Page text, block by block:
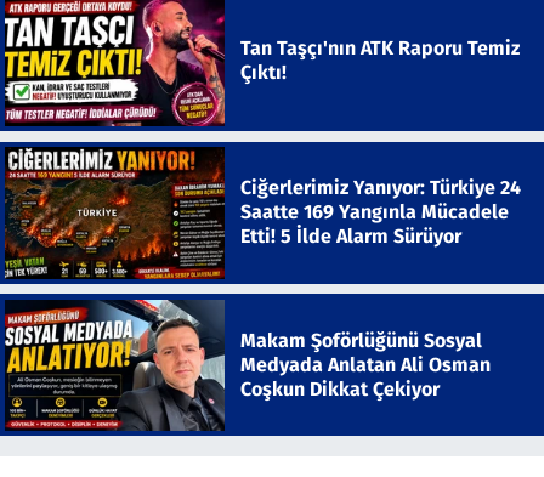
Tan Taşçı'nın ATK Raporu Temiz
Çıktı!
Ciğerlerimiz Yanıyor: Türkiye 24
Saatte 169 Yangınla Mücadele
Etti! 5 İlde Alarm Sürüyor
Makam Şoförlüğünü Sosyal
Medyada Anlatan Ali Osman
Coşkun Dikkat Çekiyor